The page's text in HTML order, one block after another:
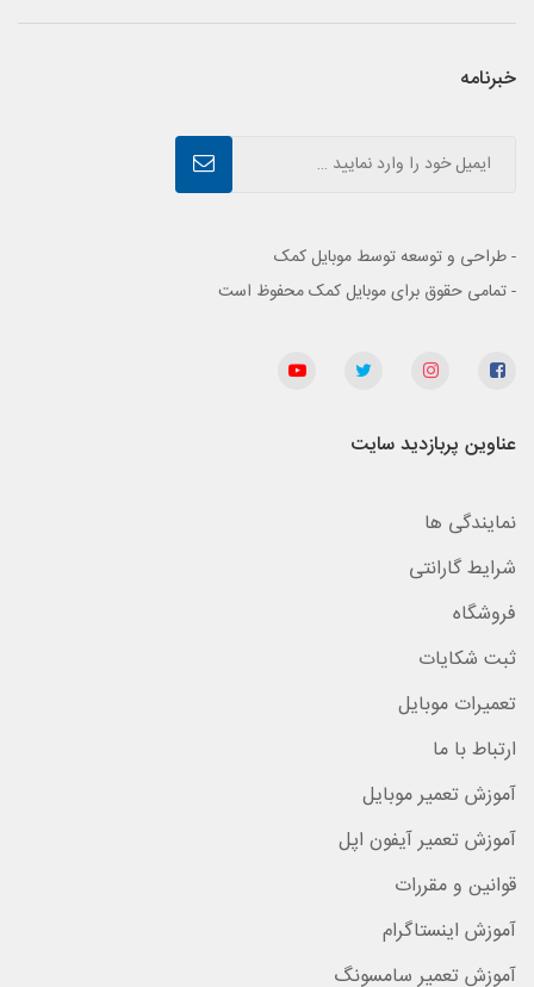
خبرنامه
- طراحی و توسعه توسط موبایل کمک
- تمامی حقوق برای موبایل کمک محفوظ است
عناوین پربازدید سایت
نمایندگی ها
شرایط گارانتی
فروشگاه
ثبت شکایات
تعمیرات موبایل
ارتباط با ما
آموزش تعمیر موبایل
آموزش تعمیر آیفون اپل
قوانین و مقررات
آموزش اینستاگرام
آموزش تعمیر سامسونگ